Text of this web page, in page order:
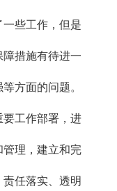
些工作，但是
措施有待进一
方面的问题。
工作部署，进
理，建立和完
任落实、透明